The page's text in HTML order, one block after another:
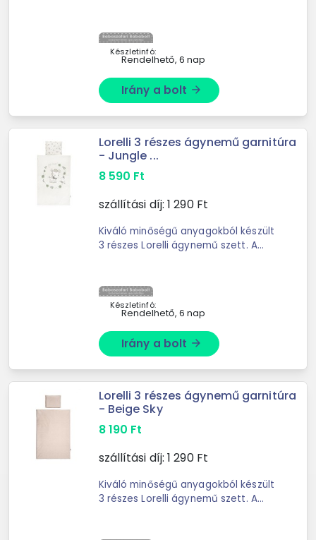
Készletinfó:
Rendelhető, 6 nap
Irány a bolt arrow_forward
Lorelli 3 részes ágynemű garnitúra
- Jungle ...
8 590 Ft
szállítási díj: 1 290Ft
Kiváló minőségű anyagokból készült
3 részes Lorelli ágynemű szett. A
Készletinfó:
Rendelhető, 6 nap
Irány a bolt arrow_forward
Lorelli 3 részes ágynemű garnitúra
- Beige Sky
8 190 Ft
szállítási díj: 1 290Ft
Kiváló minőségű anyagokból készült
3 részes Lorelli ágynemű szett. A